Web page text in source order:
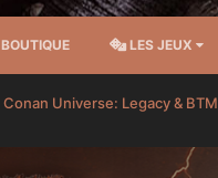
BOUTIQUE LES JEUX
Conan Universe: Legacy & BTM